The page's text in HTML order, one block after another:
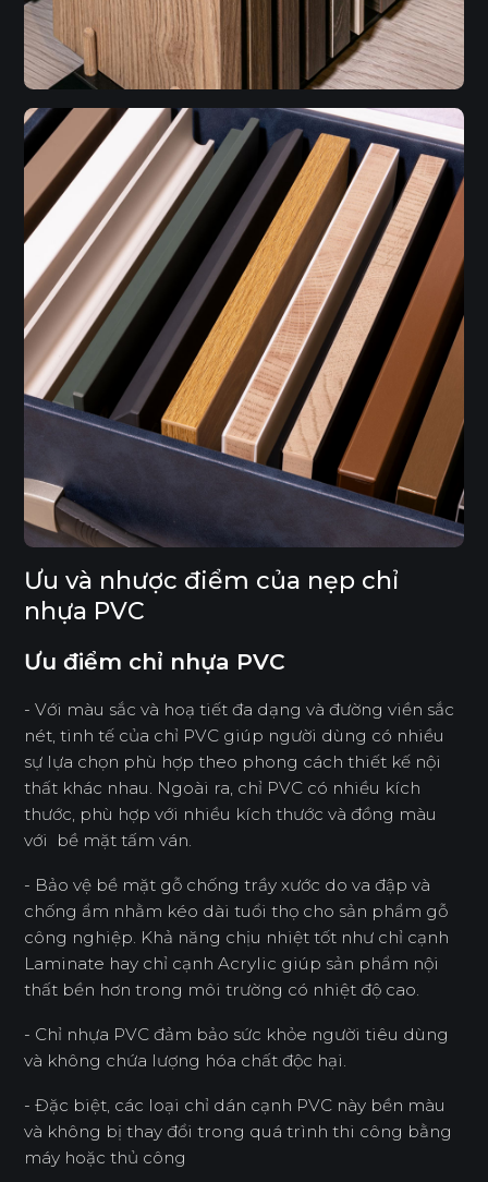
Ưu và nhược điểm của nẹp chỉ
nhựa PVC
Ưu điểm chỉ nhựa PVC
- Với màu sắc và hoạ tiết đa dạng và đường viền sắc
nét, tinh tế của chỉ PVC giúp người dùng có nhiều
sự lựa chọn phù hợp theo phong cách thiết kế nội
thất khác nhau. Ngoài ra, chỉ PVC có nhiều kích
thước, phù hợp với nhiều kích thước và đồng màu
với bề mặt tấm ván.
- Bảo vệ bề mặt gỗ chống trầy xước do va đập và
chống ẩm nhằm kéo dài tuổi thọ cho sản phẩm gỗ
công nghiệp. Khả năng chịu nhiệt tốt như chỉ cạnh
Laminate hay chỉ cạnh Acrylic giúp sản phẩm nội
thất bền hơn trong môi trường có nhiệt độ cao.
- Chỉ nhựa PVC đảm bảo sức khỏe người tiêu dùng
và không chứa lượng hóa chất độc hại.
- Đặc biệt, các loại chỉ dán cạnh PVC này bền màu
và không bị thay đổi trong quá trình thi công bằng
máy hoặc thủ công